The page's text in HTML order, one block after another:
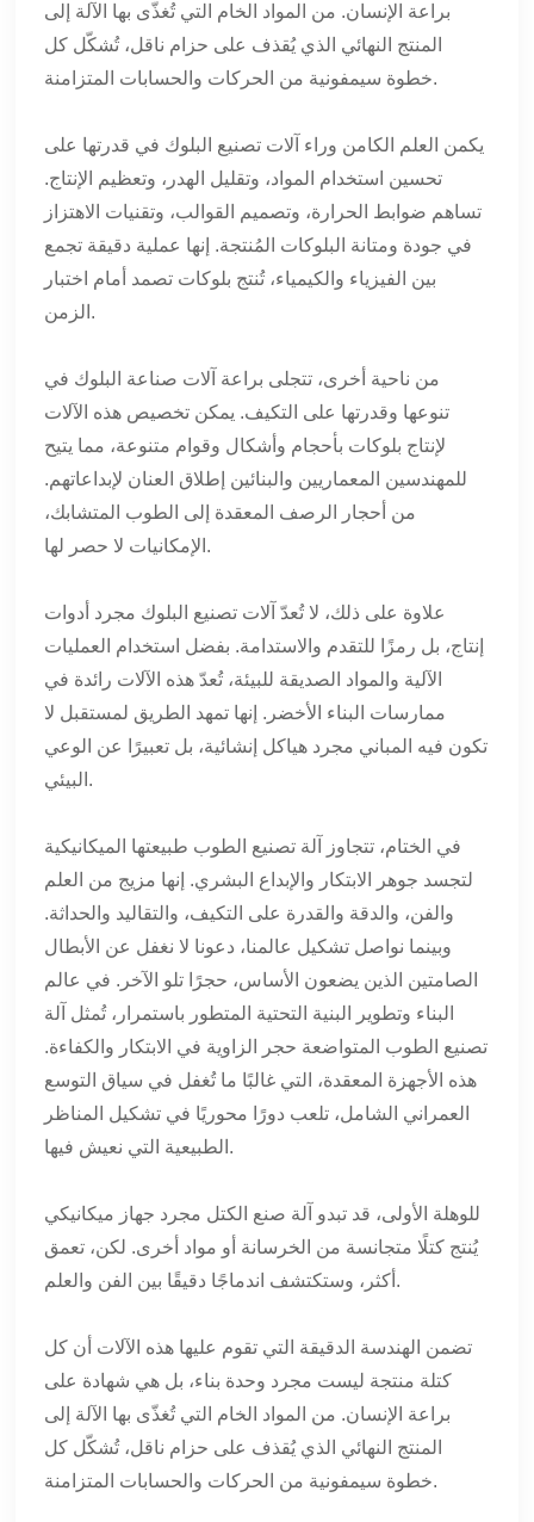
براعة الإنسان. من المواد الخام التي تُغذّى بها الآلة إلى
المنتج النهائي الذي يُقذف على حزام ناقل، تُشكّل كل
خطوة سيمفونية من الحركات والحسابات المتزامنة.
يكمن العلم الكامن وراء آلات تصنيع البلوك في قدرتها على
تحسين استخدام المواد، وتقليل الهدر، وتعظيم الإنتاج.
تساهم ضوابط الحرارة، وتصميم القوالب، وتقنيات الاهتزاز
في جودة ومتانة البلوكات المُنتجة. إنها عملية دقيقة تجمع
بين الفيزياء والكيمياء، تُنتج بلوكات تصمد أمام اختبار
الزمن.
من ناحية أخرى، تتجلى براعة آلات صناعة البلوك في
تنوعها وقدرتها على التكيف. يمكن تخصيص هذه الآلات
لإنتاج بلوكات بأحجام وأشكال وقوام متنوعة، مما يتيح
للمهندسين المعماريين والبنائين إطلاق العنان لإبداعاتهم.
من أحجار الرصف المعقدة إلى الطوب المتشابك،
الإمكانيات لا حصر لها.
علاوة على ذلك، لا تُعدّ آلات تصنيع البلوك مجرد أدوات
إنتاج، بل رمزًا للتقدم والاستدامة. بفضل استخدام العمليات
الآلية والمواد الصديقة للبيئة، تُعدّ هذه الآلات رائدة في
ممارسات البناء الأخضر. إنها تمهد الطريق لمستقبل لا
تكون فيه المباني مجرد هياكل إنشائية، بل تعبيرًا عن الوعي
البيئي.
في الختام، تتجاوز آلة تصنيع الطوب طبيعتها الميكانيكية
لتجسد جوهر الابتكار والإبداع البشري. إنها مزيج من العلم
والفن، والدقة والقدرة على التكيف، والتقاليد والحداثة.
وبينما نواصل تشكيل عالمنا، دعونا لا نغفل عن الأبطال
الصامتين الذين يضعون الأساس، حجرًا تلو الآخر. في عالم
البناء وتطوير البنية التحتية المتطور باستمرار، تُمثل آلة
تصنيع الطوب المتواضعة حجر الزاوية في الابتكار والكفاءة.
هذه الأجهزة المعقدة، التي غالبًا ما تُغفل في سياق التوسع
العمراني الشامل، تلعب دورًا محوريًا في تشكيل المناظر
الطبيعية التي نعيش فيها.
للوهلة الأولى، قد تبدو آلة صنع الكتل مجرد جهاز ميكانيكي
يُنتج كتلًا متجانسة من الخرسانة أو مواد أخرى. لكن، تعمق
أكثر، وستكتشف اندماجًا دقيقًا بين الفن والعلم.
تضمن الهندسة الدقيقة التي تقوم عليها هذه الآلات أن كل
كتلة منتجة ليست مجرد وحدة بناء، بل هي شهادة على
براعة الإنسان. من المواد الخام التي تُغذّى بها الآلة إلى
المنتج النهائي الذي يُقذف على حزام ناقل، تُشكّل كل
خطوة سيمفونية من الحركات والحسابات المتزامنة.